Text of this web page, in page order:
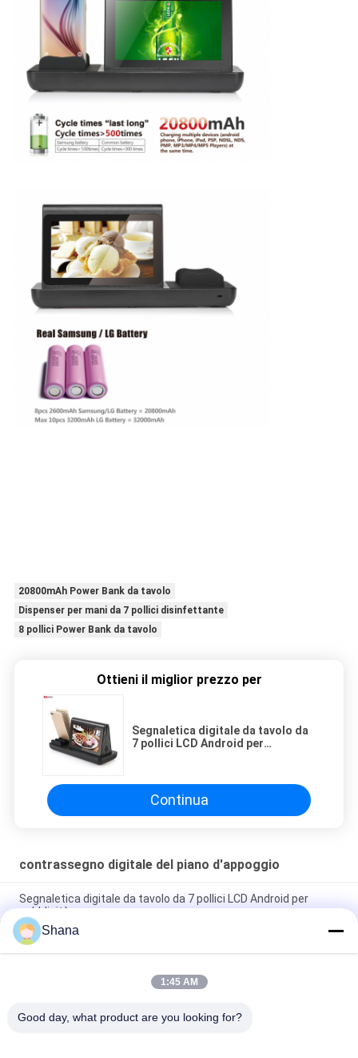
20800mAh Power Bank da tavolo
Dispenser per mani da 7 pollici disinfettante
8 pollici Power Bank da tavolo
Ottieni il miglior prezzo per
Segnaletica digitale da tavolo da
7 pollici LCD Android per
Continua
contrassegno digitale del piano d'appoggio
Segnaletica digitale da tavolo da 7 pollici LCD Android per
pubblicità
Power Bank con ricarica wireless 4G NFC, menu per vetrine
digitali TFT da 7 pollici
Segnaletica digitale da tavolo 1080P HD WiFi Dual Power Bank
Shana
1:45 AM
Good day, what product are you looking for?